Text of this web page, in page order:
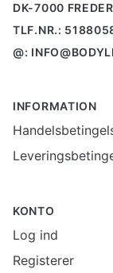
DK-7000
TLF.NR.:
@:
INFORMATION
KONTO
Log ind
Registerer